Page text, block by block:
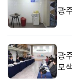
광
광
모